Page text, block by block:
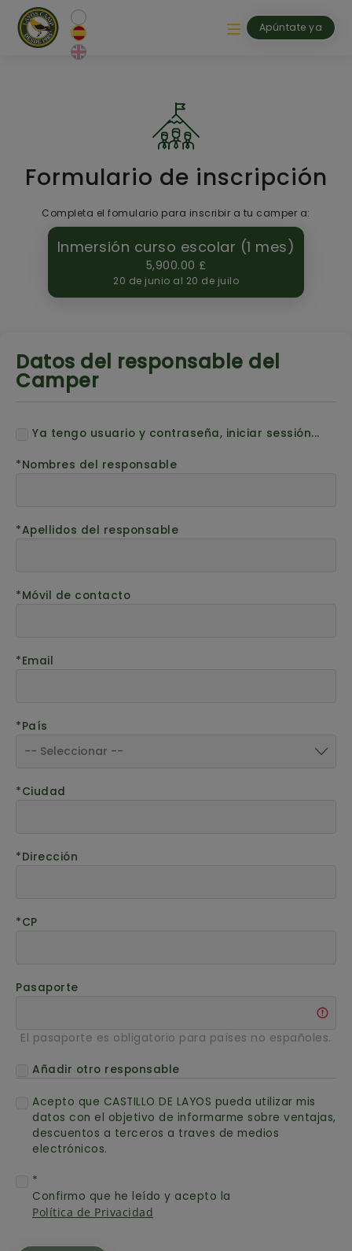
Pasar al contenido principal
Apúntate ya
Formulario de inscripción
Completa el fomulario para inscribir a tu camper a:
Inmersión curso escolar (1 mes)
5,900.00 £
20 de junio al 20 de juilo
Datos del responsable del
Camper
Ya tengo usuario y contraseña, iniciar sessión...
Nombres del responsable
Apellidos del responsable
Móvil de contacto
Email
País
Ciudad
Dirección
CP
Pasaporte
El pasaporte es obligatorio para países no españoles.
Añadir otro responsable
Acepto que CASTILLO DE LAYOS pueda utilizar mis
datos con el objetivo de informarme sobre ventajas,
descuentos a terceros a traves de medios
electrónicos.
Confirmo que he leído y acepto la
Política de Privacidad